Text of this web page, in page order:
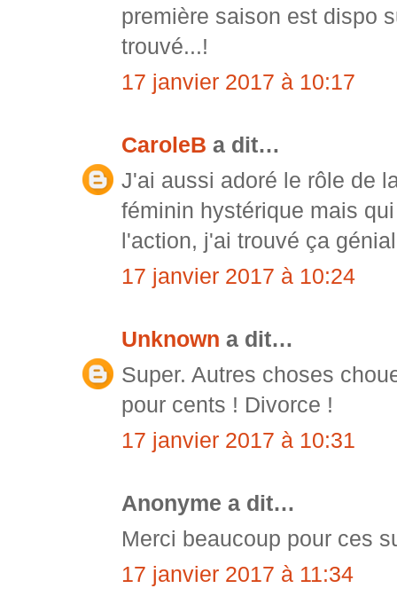
première saison est dispo
trouvé...!
17 janvier 2017 à 10:17
CaroleB a dit…
J'ai aussi adoré le rôle de
féminin hystérique mais
l'action, j'ai trouvé ça
17 janvier 2017 à 10:24
Unknown a dit…
Super. Autres choses
pour cents ! Divorce !
17 janvier 2017 à 10:31
Anonyme a dit…
Merci beaucoup pour ces
17 janvier 2017 à 11:34